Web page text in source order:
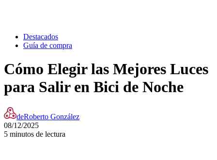
Destacados
Guía de compra
Cómo Elegir las Mejores Luces
para Salir en Bici de Noche
deRoberto González
08/12/2025
5 minutos de lectura